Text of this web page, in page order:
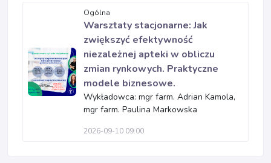
Ogólna
Warsztaty stacjonarne: Jak
zwiększyć efektywność
niezależnej apteki w obliczu
zmian rynkowych. Praktyczne
modele biznesowe.
Wykładowca: mgr farm. Adrian Kamola,
mgr farm. Paulina Markowska
2026-09-10 09:00